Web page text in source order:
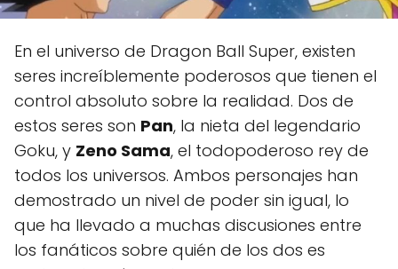
En el universo de Dragon Ball Super, existen
seres increíblemente poderosos que tienen el
control absoluto sobre la realidad. Dos de
estos seres son Pan, la nieta del legendario
Goku, y Zeno Sama, el todopoderoso rey de
todos los universos. Ambos personajes han
demostrado un nivel de poder sin igual, lo
que ha llevado a muchas discusiones entre
los fanáticos sobre quién de los dos es